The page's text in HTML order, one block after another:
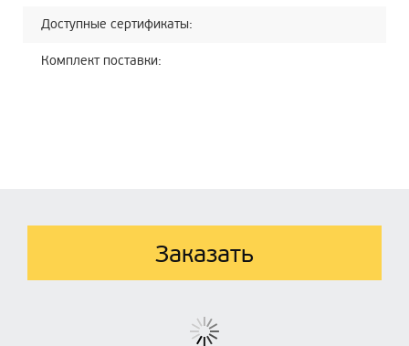
Доступные сертификаты:
Комплект поставки:
Заказать